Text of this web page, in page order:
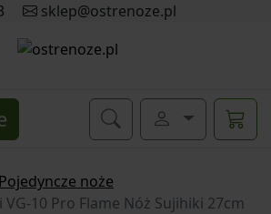
sklep@ostrenoze.pl
Pojedyncze noże
10 Pro Flame Nóż Sujihiki 27cm